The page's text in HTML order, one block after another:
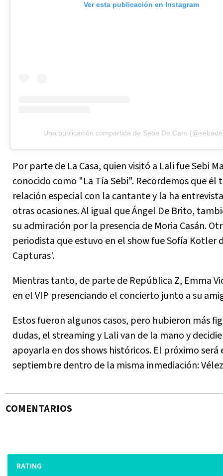
Ver esta publicación en Instagram
Una publicación compartida de Seba De Caro
Por parte de La Casa, quien visitó a Lali fue Sebi
conocido como "La Tía Sebi". Recordemos que él
relación especial con la cantante y la ha
otras ocasiones. Al igual que Ángel De Brito,
su admiración por la presencia de Moria Casán.
periodista que estuvo en el show fue Sofía Kotler
Capturas'.
Mientras tanto, de parte de República Z, Emma
en el VIP presenciando el concierto junto a su
Estos fueron algunos casos, pero hubieron más
dudas, el streaming y Lali van de la mano y
apoyarla en dos shows históricos. El próximo será
septiembre dentro de la misma inmediación:
COMENTARIOS
RATING